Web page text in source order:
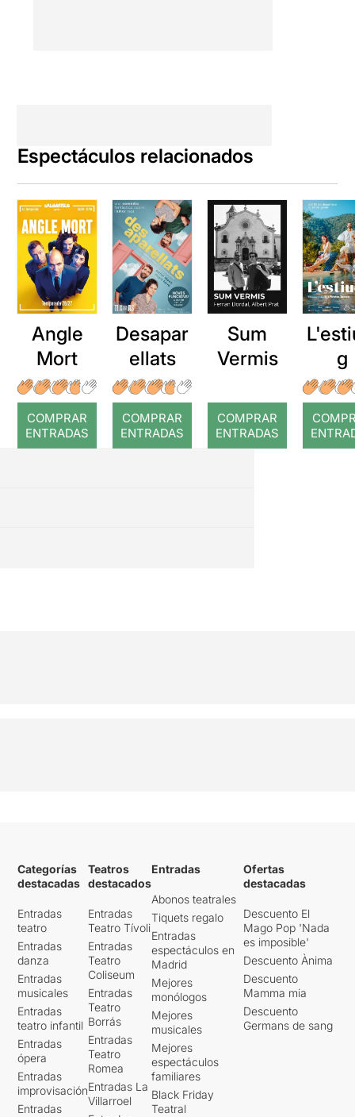
Espectáculos relacionados
Angle
Mort
COMPRAR
ENTRADAS
Desapar
ellats
COMPRAR
ENTRADAS
Sum
Vermis
COMPRAR
ENTRADAS
g
Categorías
destacadas
Entradas
teatro
Entradas
danza
Entradas
musicales
Entradas
teatro infantil
Entradas
ópera
Entradas
improvisación
Entradas
Teatros
destacados
Entradas
Teatro Tívoli
Entradas
Teatro
Coliseum
Entradas
Teatro
Borrás
Entradas
Teatro
Romea
Entradas La
Villarroel
Entradas
Abonos teatrales
Tiquets regalo
Entradas
espectáculos en
Madrid
Mejores
monólogos
Mejores
musicales
Mejores
espectáculos
familiares
Black Friday
Teatral
Ofertas
destacadas
Descuento El
Mago Pop 'Nada
es imposible'
Descuento Ànima
Descuento
Mamma mia
Descuento
Germans de sang